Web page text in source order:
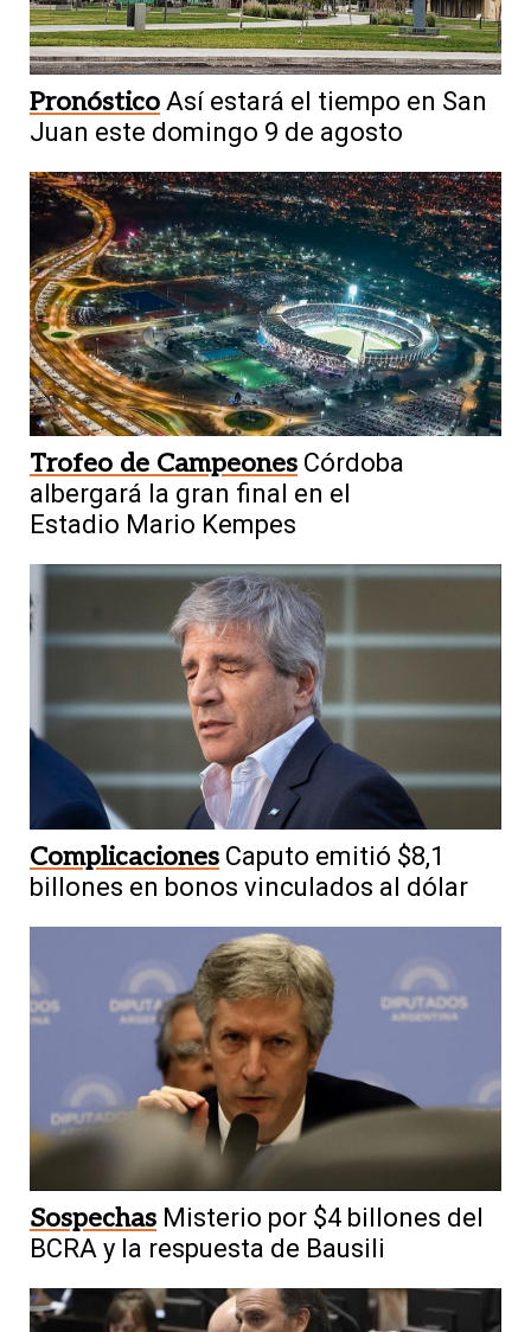
Pronóstico Así estará el tiempo en San
Juan este domingo 9 de agosto
Trofeo de Campeones Córdoba
albergará la gran final en el
Estadio Mario Kempes
Complicaciones Caputo emitió $8,1
billones en bonos vinculados al dólar
Sospechas Misterio por $4 billones del
BCRA y la respuesta de Bausili